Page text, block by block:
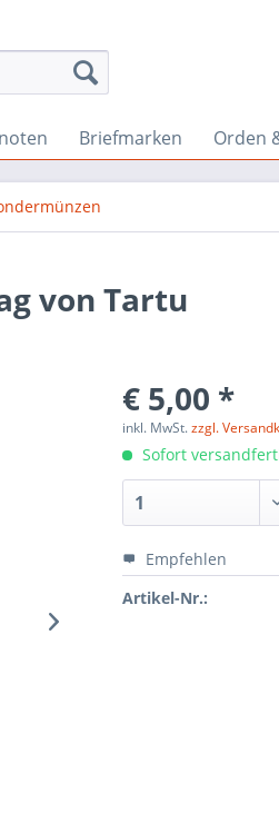
Briefmarken Orden
von Tartu
€ 5,00 *
inkl. MwSt.zzgl.
Sofort
Empfehlen
Artikel-Nr.: